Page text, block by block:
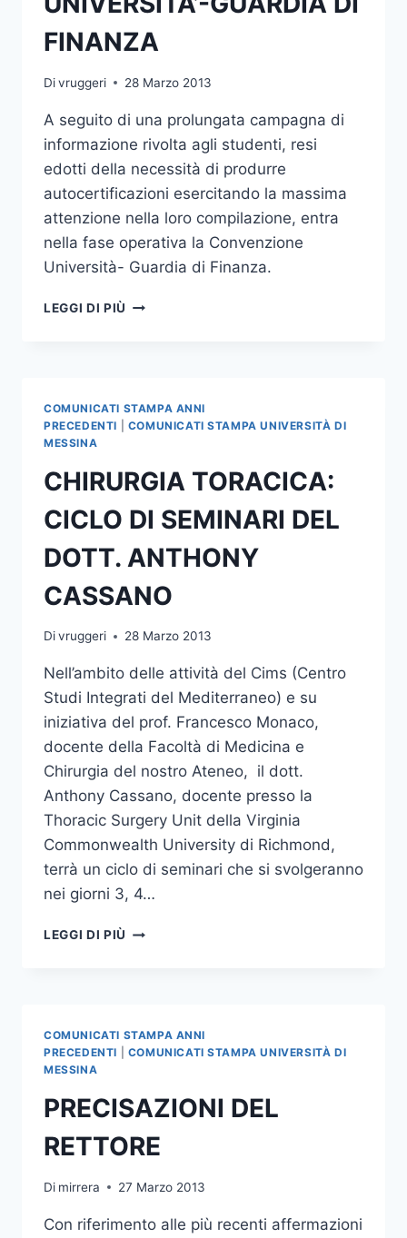
FINANZA
Divruggeri 28 Marzo 2013
A seguito di una prolungata campagna di
informazione rivolta agli studenti, resi
edotti della necessità di produrre
autocertificazioni esercitando la massima
attenzione nella loro compilazione, entra
nella fase operativa la Convenzione
Università- Guardia di Finanza.
LEGGI DI PIÙ ENTRA
FINANZA
COMUNICATI STAMPA ANNI
PRECEDENTI
COMUNICATI STAMPA UNIVERSITÀ DI
MESSINA
CHIRURGIA TORACICA:
CICLO DI SEMINARI DEL
DOTT. ANTHONY
CASSANO
Divruggeri 28 Marzo 2013
Nell’ambito delle attività del Cims (Centro
Studi Integrati del Mediterraneo) e su
iniziativa del prof. Francesco Monaco,
docente della Facoltà di Medicina e
Chirurgia del nostro Ateneo, il dott.
Anthony Cassano, docente presso la
Thoracic Surgery Unit della Virginia
Commonwealth University di Richmond,
terrà un ciclo di seminari che si svolgeranno
nei giorni 3, 4…
LEGGI DI PIÙ CHIRURGIA
DOTT.
COMUNICATI STAMPA ANNI
PRECEDENTI
COMUNICATI STAMPA UNIVERSITÀ DI
MESSINA
PRECISAZIONI DEL
RETTORE
Di mirrera 27 Marzo 2013
Con riferimento alle più recenti affermazioni